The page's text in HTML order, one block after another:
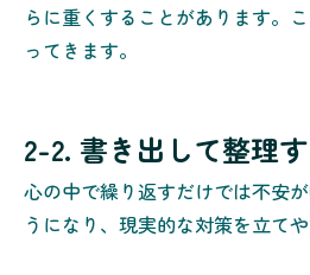
らに重くすることがあります。
ってきます。
2-2. 書き出して整理
心の中で繰り返すだけでは不安
うになり、現実的な対策を立てや